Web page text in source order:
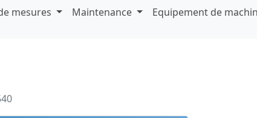
mesures Maintenance Equipement de